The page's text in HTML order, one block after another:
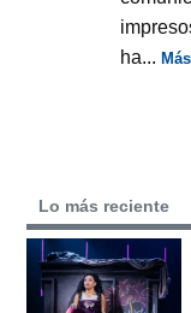
ha...
Lo más reciente